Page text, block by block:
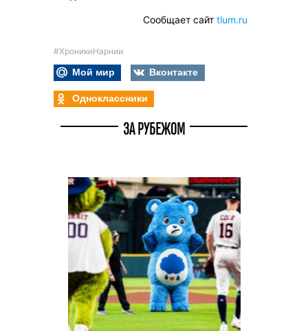
Сообщает сайт tlum.ru
#ХроникиНарнии
Мой мир
Вконтакте
Одноклассники
ЗА РУБЕЖОМ